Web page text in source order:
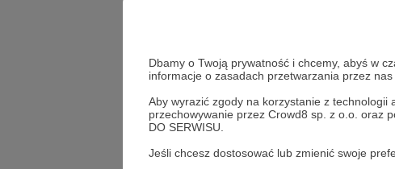
Dbamy o Twoją prywatność i chcemy, abyś w
informacje o zasadach przetwarzania przez nas
Aby wyrazić zgody na korzystanie z
przechowywanie przez Crowd8 sp. z o.o. oraz
DO SERWISU.
Jeśli chcesz dostosować lub zmienić swoje